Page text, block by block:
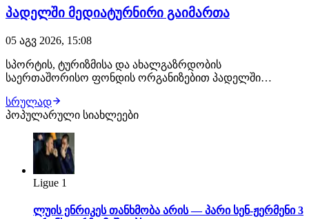
პადელში მედიატურნირი გაიმართა
05 აგვ 2026, 15:08
სპორტის, ტურიზმისა და ახალგაზრდობის
საერთაშორისო ფონდის ორგანიზებით პადელში
ორგანიზატორი სპორტის სახელმწიფო უნივერსიტეტი
იყო და ტურნირში მონაწილეობა მედიის
წარმომადგენლების გარდა, სტუდენტებმაც მიიღეს.
გამარჯვებულები ლევან გურგენიძე და თა…
სრულად
პოპულარული სიახლეები
Ligue 1
ლუის ენრიკეს თანხმობა არის — პარი სენ-ჟერმენი 3